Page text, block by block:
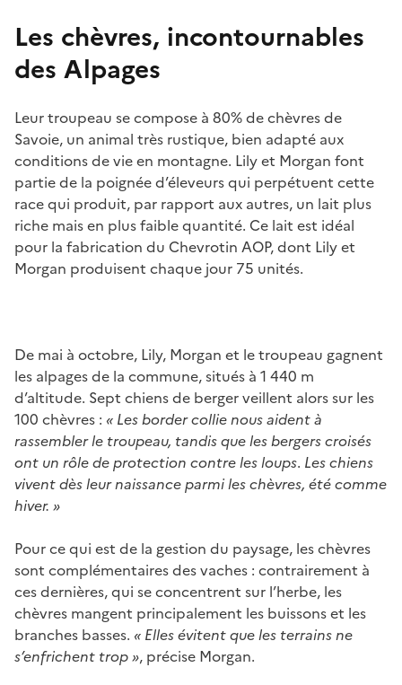
Les chèvres, incontournables
des Alpages
Leur troupeau se compose à 80% de chèvres de
Savoie, un animal très rustique, bien adapté aux
conditions de vie en montagne. Lily et Morgan font
partie de la poignée d’éleveurs qui perpétuent cette
race qui produit, par rapport aux autres, un lait plus
riche mais en plus faible quantité. Ce lait est idéal
pour la fabrication du Chevrotin AOP, dont Lily et
Morgan produisent chaque jour 75 unités.
De mai à octobre, Lily, Morgan et le troupeau gagnent
les alpages de la commune, situés à 1 440 m
d’altitude. Sept chiens de berger veillent alors sur les
100 chèvres : « Les border collie nous aident à
rassembler le troupeau, tandis que les bergers croisés
ont un rôle de protection contre les loups. Les chiens
vivent dès leur naissance parmi les chèvres, été comme
hiver. »
Pour ce qui est de la gestion du paysage, les chèvres
sont complémentaires des vaches : contrairement à
ces dernières, qui se concentrent sur l’herbe, les
chèvres mangent principalement les buissons et les
branches basses. « Elles évitent que les terrains ne
s’enfrichent trop », précise Morgan.